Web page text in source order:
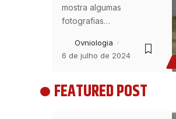
mostra algumas
fotografias…
Ovniologia
6 de julho de 2024
FEATURED POST